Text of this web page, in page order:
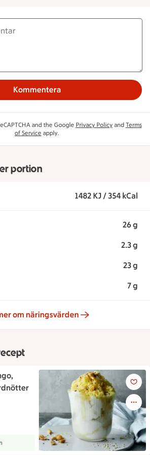
Kommentera
and the Google Privacy Policyand Terms
of Service apply.
portion
1482 KJ / 354 kCal
26 g
2.3 g
23 g
7 g
om näringsvärden
60 min att tillaga
En hög skål på ett fat fylld